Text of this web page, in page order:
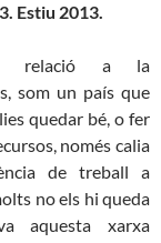
Estiu 2013.
relació a la
som un país que
quedar bé, o fer
només calia
de treball a
no els hi queda
aquesta xarxa